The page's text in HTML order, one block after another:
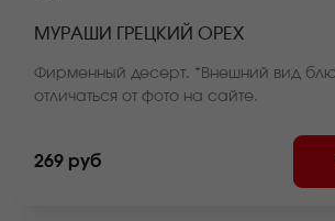
МУРАШИ ГРЕЦКИЙ ОРЕХ
Фирменный десерт. *Внешний вид
отличаться от фото на сайте.
269 руб